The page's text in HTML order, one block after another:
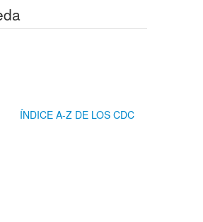
ÍNDICE A-Z DE LOS CDC